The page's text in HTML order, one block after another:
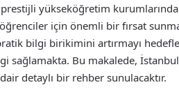
yükseköğretim
için önemli bir fırsat
bilgi birikimini artırmayı
sağlamakta. Bu makalede,
detaylı bir rehber sunulacaktır.